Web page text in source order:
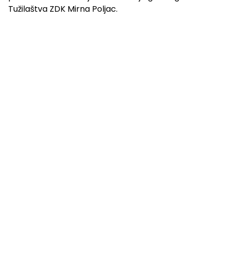
Tužilaštva ZDK Mirna Poljac.